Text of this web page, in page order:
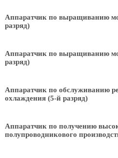
Аппаратчик по выращиванию
разряд)
Аппаратчик по выращиванию
разряд)
Аппаратчик по обслуживанию
охлаждения (5-й разряд)
Аппаратчик по получению
полупроводникового